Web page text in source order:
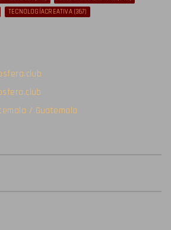
TECNOLOGÍACREATIVA(367)
/ Guatemala